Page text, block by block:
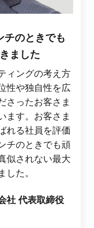
チのときでも
ました
ィングの考え方
性や独自性を広
さったお客さま
ます。お客さま
れる社員を評価
チのときでも頑
似されない最大
した。
社 代表取締役